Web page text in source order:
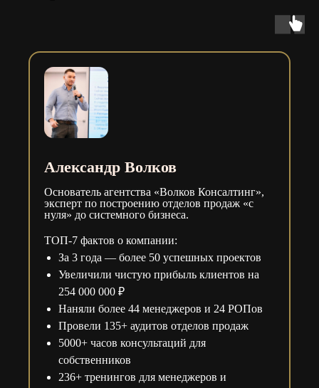
Александр Волков
Основатель агентства «Волков Консалтинг»,
эксперт по построению отделов продаж «с
нуля» до системного бизнеса.
ТОП-7 фактов о компании:
За 3 года — более 50 успешных проектов
Увеличили чистую прибыль клиентов на
254 000 000 ₽
Наняли более 44 менеджеров и 24 РОПов
Провели 135+ аудитов отделов продаж
5000+ часов консультаций для
собственников
236+ тренингов для менеджеров и